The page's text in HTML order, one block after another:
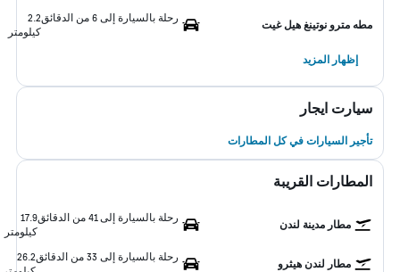
مطه مترو نوتينغ هيل غيت
رحلة بالسيارة إلى 6 من الدقائق
2.2
كيلومتر
إظهار المزيد
سيارت ايجار
تأجير السيارات في كل المطارات
المطارات القريبة
مطار مدينة لندن
رحلة بالسيارة إلى 41 من الدقائق
17.9
كيلومتر
مطار لندن هيثرو
رحلة بالسيارة إلى 33 من الدقائق
26.2